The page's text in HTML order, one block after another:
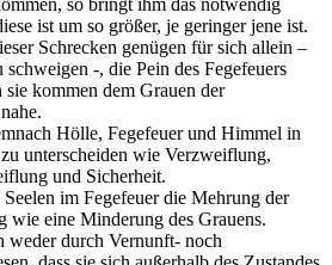
ist um so größer, je geringer jene ist.
Schrecken genügen für sich allein –
schweigen -, die Pein des Fegefeuers
sie kommen dem Grauen der
Hölle, Fegefeuer und Himmel in
unterscheiden wie Verzweiflung,
und Sicherheit.
im Fegefeuer die Mehrung der
wie eine Minderung des Grauens.
weder durch Vernunft- noch